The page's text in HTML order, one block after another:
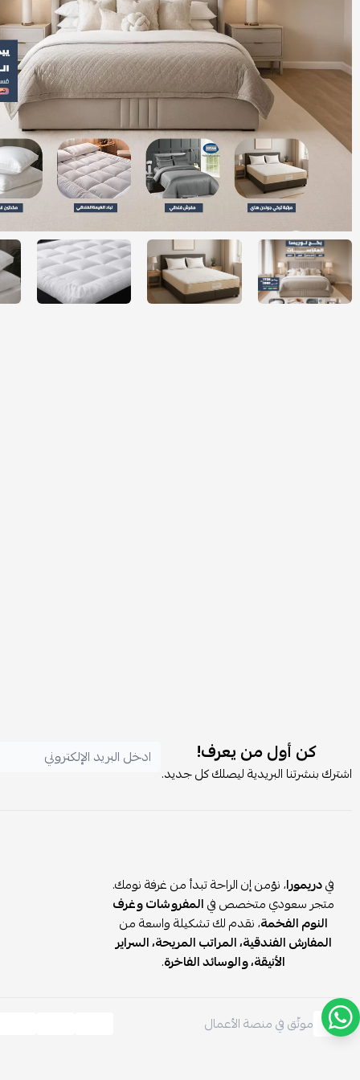
كن أول من يعرف!
اشترك بنشرتنا البريدية ليصلك كل جديد.
فيدريمورا، نؤمن إن الراحة تبدأ من غرفة نومك.
متجر سعودي متخصص فيالمفروشات وغرف
النوم الفخمة، نقدم لك تشكيلة واسعة من
المفارش الفندقية، المراتب المريحة، السراير
الأنيقة، والوسائد الفاخرة.
موثّق في منصة الأعمال